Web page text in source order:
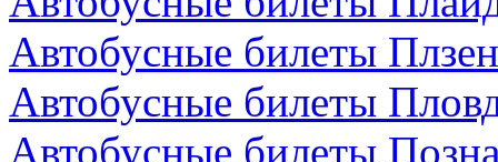
Автобусные билеты
Автобусные билеты
Автобусные билеты